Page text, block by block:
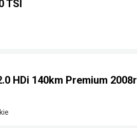
TSI
HDi 140km Premium 2008r